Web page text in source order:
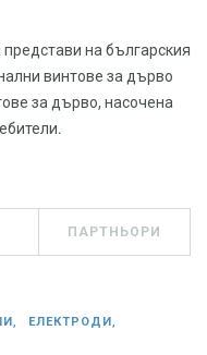
на българския
винтове за дърво
за дърво, насочена
ПАРТНЬОРИ
ЕЛЕКТРОДИ,